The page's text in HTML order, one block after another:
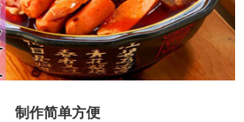
制作简单方便